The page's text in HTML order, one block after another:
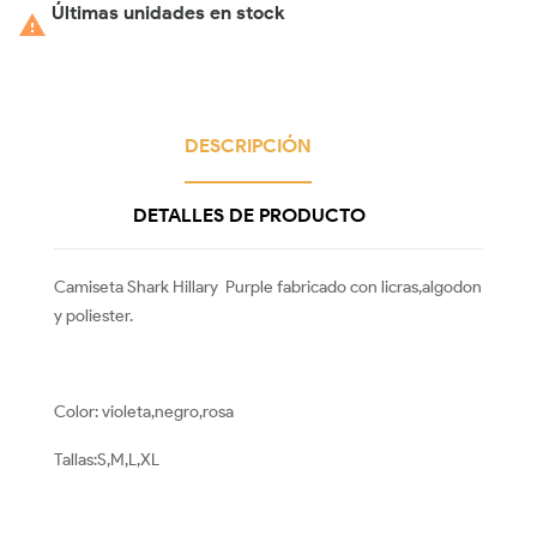
 Últimas unidades en stock
DESCRIPCIÓN
DETALLES DE PRODUCTO
Camiseta Shark Hillary Purple fabricado con licras,algodon
y poliester.
Color: violeta,negro,rosa
Tallas:S,M,L,XL